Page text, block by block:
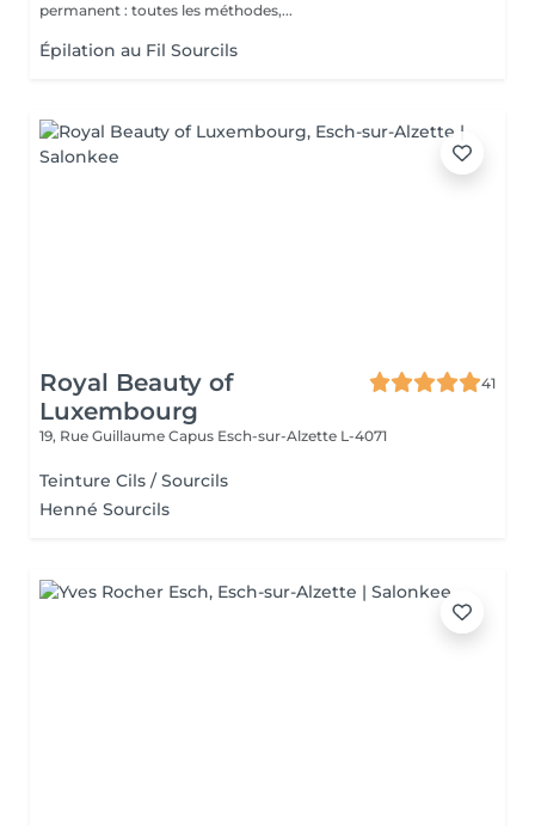
permanent : toutes les méthodes,...
Épilation au Fil Sourcils
Royal Beauty of
Luxembourg
41
19, Rue Guillaume Capus Esch-sur-Alzette L-4071
Teinture Cils / Sourcils
Henné Sourcils